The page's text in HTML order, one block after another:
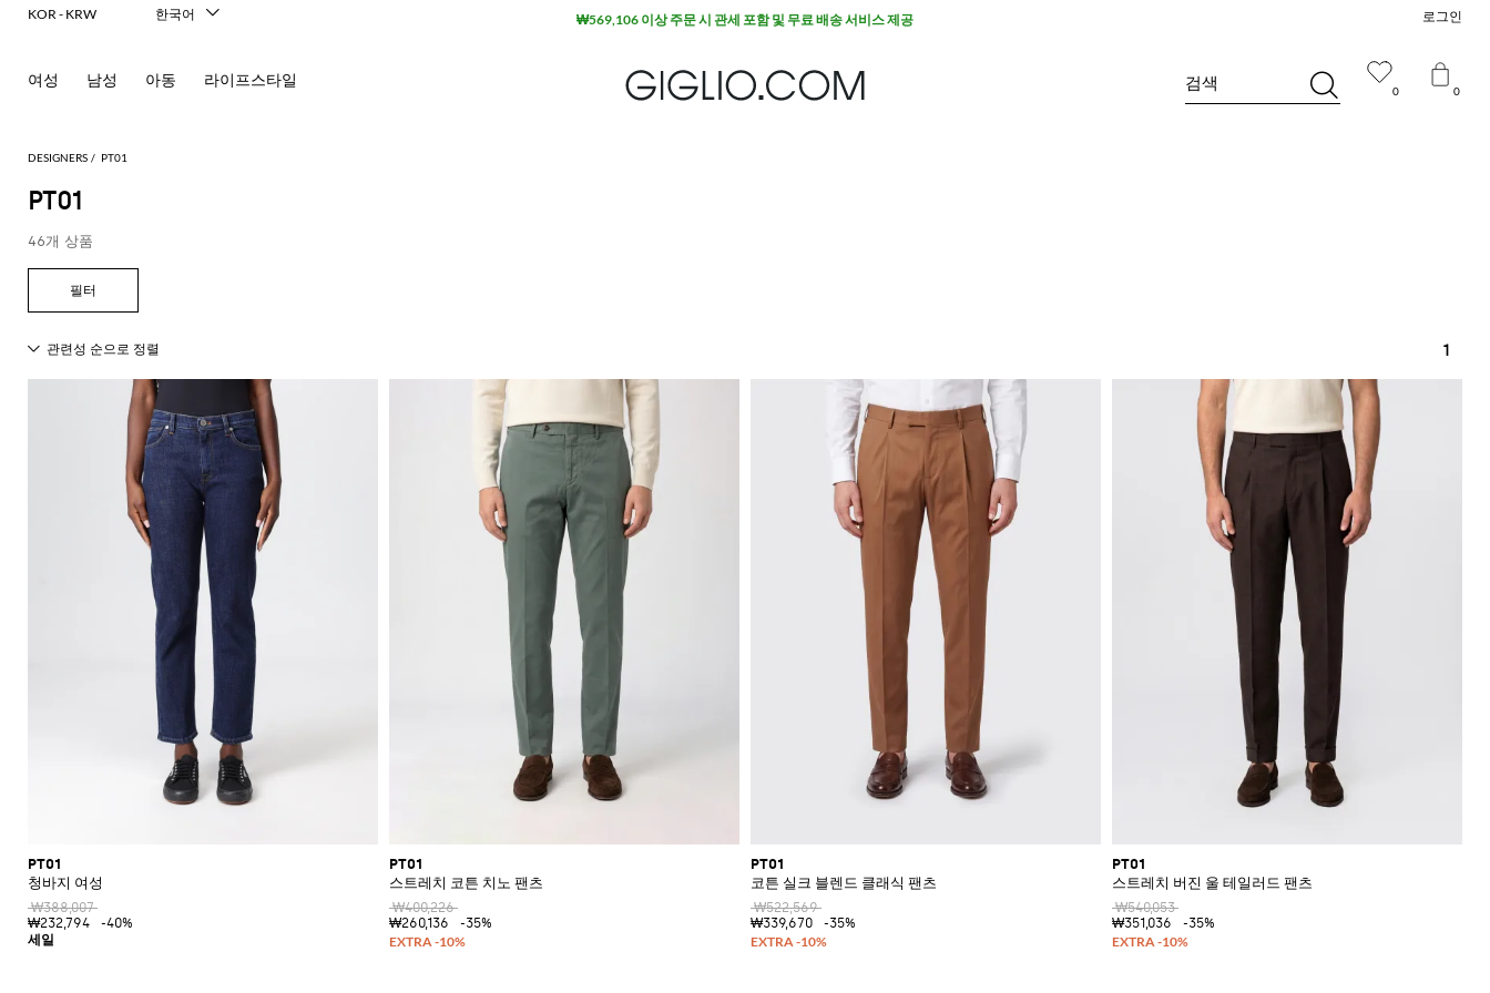
DESIGNERS PT01
PT01
46개 상품
1
PT01
청바지 여성
₩388,007
₩232,794
-40%
PT01
스트레치 코튼 치노 팬츠
₩400,226
₩260,136
-35%
PT01
코튼 실크 블렌드 클래식 팬츠
₩522,569
₩339,670
-35%
PT01
스트레치 버진 울 테일러드 팬츠
₩540,053
₩351,036
-35%
0 0
검색
로그인
여성 남성 아동 라이프스타일
KOR - KRW
한국어
Français